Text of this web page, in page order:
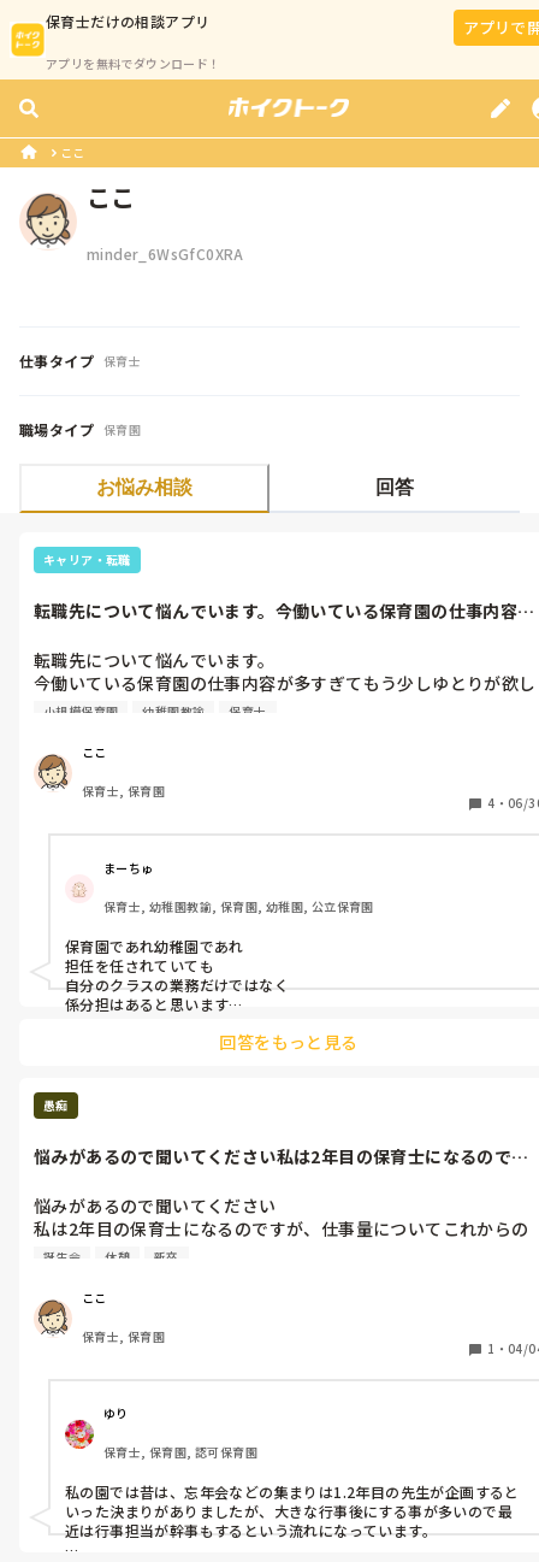
保育士だけの相談アプリ
アプリを無料でダウンロード！
アプリで
ここ
ここ
minder_6WsGfC0XRA
仕事タイプ 保育士
職場タイプ 保育園
お悩み相談 回答
キャリア・転職
転職先について悩んでいます。今働いている保育園の仕事内容が
転職先について悩んでいます。
今働いている保育園の仕事内容が多すぎてもう少しゆとりが欲し
いと思い転職を決めました。
の音楽係、絵画係などの分野に別れて活動を行っていくという業
務もある保育園で活動量の多さに耐えきれず他の園を考えるよう
になりました。
それだけではなく園の方針も働くと違っていたところが多く違和
感のあるまま保育は出来ないので転職します。
小規模保育園にいくか、幼稚園に行くかで悩んでいます。
幼稚園に行きたい理由は以上児への保育が自分にはあっているか
もしれないなと感じていたり、幼稚園もきになるなといったとこ
ろからです。自分のクラスを自分で見ると言うところも魅力的だ
なと感じています。
方の意見も聞きながら考えたいなと思っています。
小規模保育園 幼稚園教諭 保育士
ここ
保育士, 保育園
4 ・ 06/
まーちゅ
保育士, 幼稚園教諭, 保育園, 幼稚園, 公立保育園
保育園であれ幼稚園であれ
担任を任されていても
自分のクラスの業務だけではなく
係分担はあると思います
しっかり調べて自分に合うところを見つけてください
正規に拘らなければ
回答をもっと見る
愚痴
悩みがあるので聞いてください私は2年目の保育士になるのです
悩みがあるので聞いてください
私は2年目の保育士になるのですが、仕事量についてこれからの
不安がつきません。
やってきたのですが、
なぜか今年から園内のトイレ掃除(クラスでなく職員の共有トイ
レ)や、廊下掃除などは全て1、2年目で回す。
お誕生日会を以上児クラスはまとめて行うのですが、自分のクラ
スじゃないのに2年目が執り行う。
早朝、居残りの当番は全て１、2年目。
というようになぜか若手の負担が急に増えました。
1年目の先生も可哀想なのですが、2年目になるとクラス主になっ
たりと先輩方と仕事量はほぼ変わらないためおかしいなと思って
います。
休憩もなく持ち帰りは当たり前になると思うと嫌です。
こんなの普通ですか。
誕生会 休憩 新卒
ここ
保育士, 保育園
1 ・ 04/
ゆり
保育士, 保育園, 認可保育園
私の園では昔は、忘年会などの集まりは1.2年目の先生が企画すると
いった決まりがありましたが、大きな行事後にする事が多いので最
近は行事担当が幹事もするという流れになっています。